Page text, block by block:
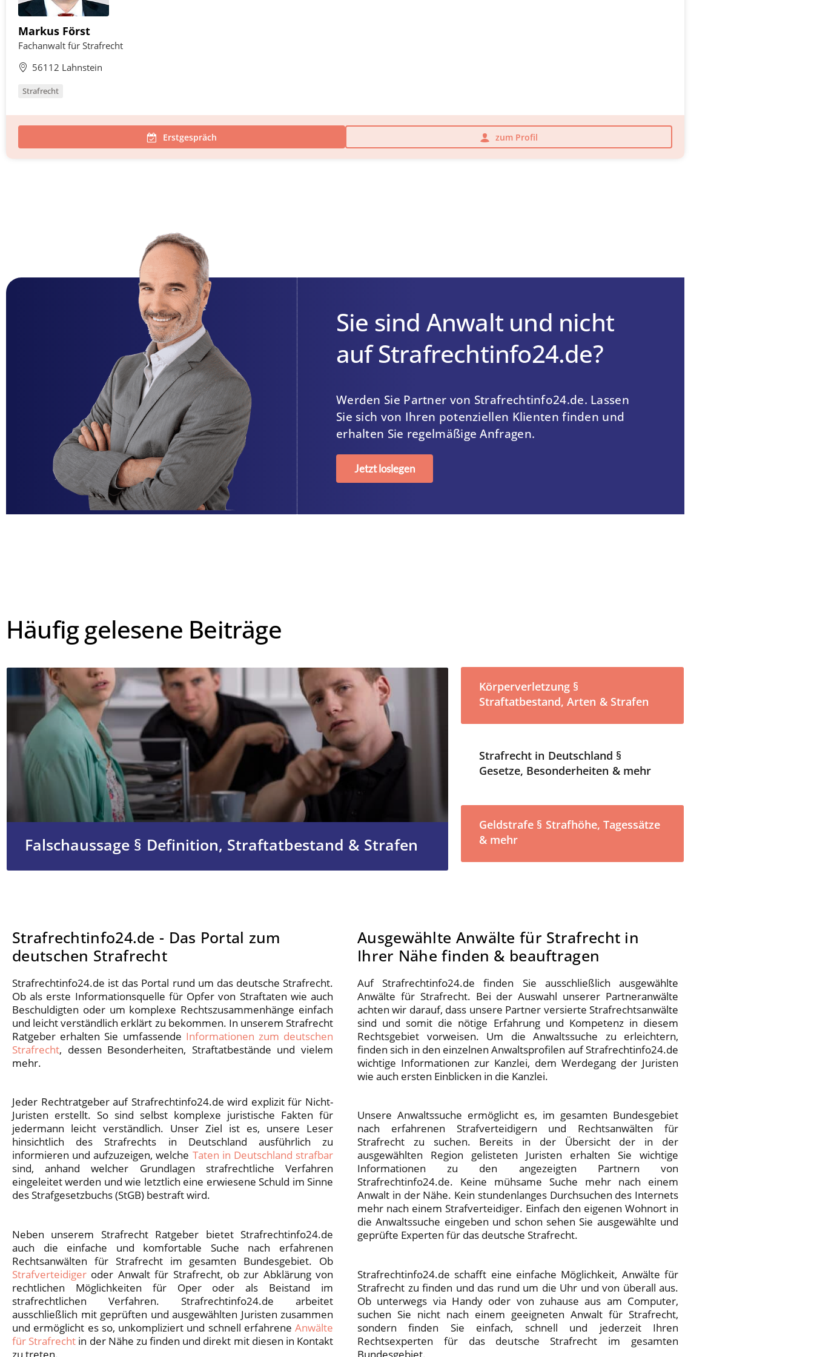
Markus Först
Fachanwalt für Strafrecht
56112 Lahnstein
Strafrecht
Erstgespräch zum Profil
Sie sind Anwalt und nicht
auf Strafrechtinfo24.de?
Werden Sie Partner von Strafrechtinfo24.de. Lassen
Sie sich von Ihren potenziellen Klienten finden und
erhalten Sie regelmäßige Anfragen.
Jetzt loslegen
Häufig gelesene Beiträge
Falschaussage § Definition, Straftatbestand & Strafen
Körperverletzung §
Straftatbestand, Arten & Strafen
Strafrecht in Deutschland §
Gesetze, Besonderheiten & mehr
Geldstrafe § Strafhöhe, Tagessätze
& mehr
Strafrechtinfo24.de - Das Portal zum
deutschen Strafrecht
Strafrechtinfo24.de ist das Portal rund um das deutsche Strafrecht.
Ob als erste Informationsquelle für Opfer von Straftaten wie auch
Beschuldigten oder um komplexe Rechtszusammenhänge einfach
und leicht verständlich erklärt zu bekommen. In unserem Strafrecht
Ratgeber erhalten Sie umfassende Informationen zum deutschen
Strafrecht, dessen Besonderheiten, Straftatbestände und vielem
mehr.
Jeder Rechtratgeber auf Strafrechtinfo24.de wird explizit für Nicht-
Juristen erstellt. So sind selbst komplexe juristische Fakten für
jedermann leicht verständlich. Unser Ziel ist es, unsere Leser
hinsichtlich des Strafrechts in Deutschland ausführlich zu
informieren und aufzuzeigen, welche Taten in Deutschland strafbar
sind, anhand welcher Grundlagen strafrechtliche Verfahren
eingeleitet werden und wie letztlich eine erwiesene Schuld im Sinne
des Strafgesetzbuchs (StGB) bestraft wird.
Neben unserem Strafrecht Ratgeber bietet Strafrechtinfo24.de
auch die einfache und komfortable Suche nach erfahrenen
Rechtsanwälten für Strafrecht im gesamten Bundesgebiet. Ob
Strafverteidiger oder Anwalt für Strafrecht, ob zur Abklärung von
rechtlichen Möglichkeiten für Oper oder als Beistand im
strafrechtlichen Verfahren. Strafrechtinfo24.de arbeitet
ausschließlich mit geprüften und ausgewählten Juristen zusammen
und ermöglicht es so, unkompliziert und schnell erfahrene Anwälte
für Strafrecht in der Nähe zu finden und direkt mit diesen in Kontakt
Ausgewählte Anwälte für Strafrecht in
Ihrer Nähe finden & beauftragen
Auf Strafrechtinfo24.de finden Sie ausschließlich ausgewählte
Anwälte für Strafrecht. Bei der Auswahl unserer Partneranwälte
achten wir darauf, dass unsere Partner versierte Strafrechtsanwälte
sind und somit die nötige Erfahrung und Kompetenz in diesem
Rechtsgebiet vorweisen. Um die Anwaltssuche zu erleichtern,
finden sich in den einzelnen Anwaltsprofilen auf Strafrechtinfo24.de
wichtige Informationen zur Kanzlei, dem Werdegang der Juristen
wie auch ersten Einblicken in die Kanzlei.
Unsere Anwaltssuche ermöglicht es, im gesamten Bundesgebiet
nach erfahrenen Strafverteidigern und Rechtsanwälten für
Strafrecht zu suchen. Bereits in der Übersicht der in der
ausgewählten Region gelisteten Juristen erhalten Sie wichtige
Informationen zu den angezeigten Partnern von
Strafrechtinfo24.de. Keine mühsame Suche mehr nach einem
Anwalt in der Nähe. Kein stundenlanges Durchsuchen des Internets
mehr nach einem Strafverteidiger. Einfach den eigenen Wohnort in
die Anwaltssuche eingeben und schon sehen Sie ausgewählte und
geprüfte Experten für das deutsche Strafrecht.
Strafrechtinfo24.de schafft eine einfache Möglichkeit, Anwälte für
Strafrecht zu finden und das rund um die Uhr und von überall aus.
Ob unterwegs via Handy oder von zuhause aus am Computer,
suchen Sie nicht nach einem geeigneten Anwalt für Strafrecht,
sondern finden Sie einfach, schnell und jederzeit Ihren
Rechtsexperten für das deutsche Strafrecht im gesamten